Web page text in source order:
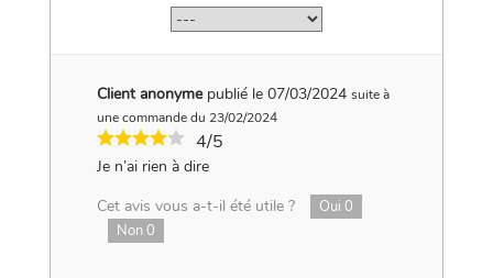
Client anonyme publié le 07/03/2024 suite à
une commande du 23/02/2024
4/5
Je n’ai rien à dire
Cet avis vous a-t-il été utile ?
Oui 0
Non0